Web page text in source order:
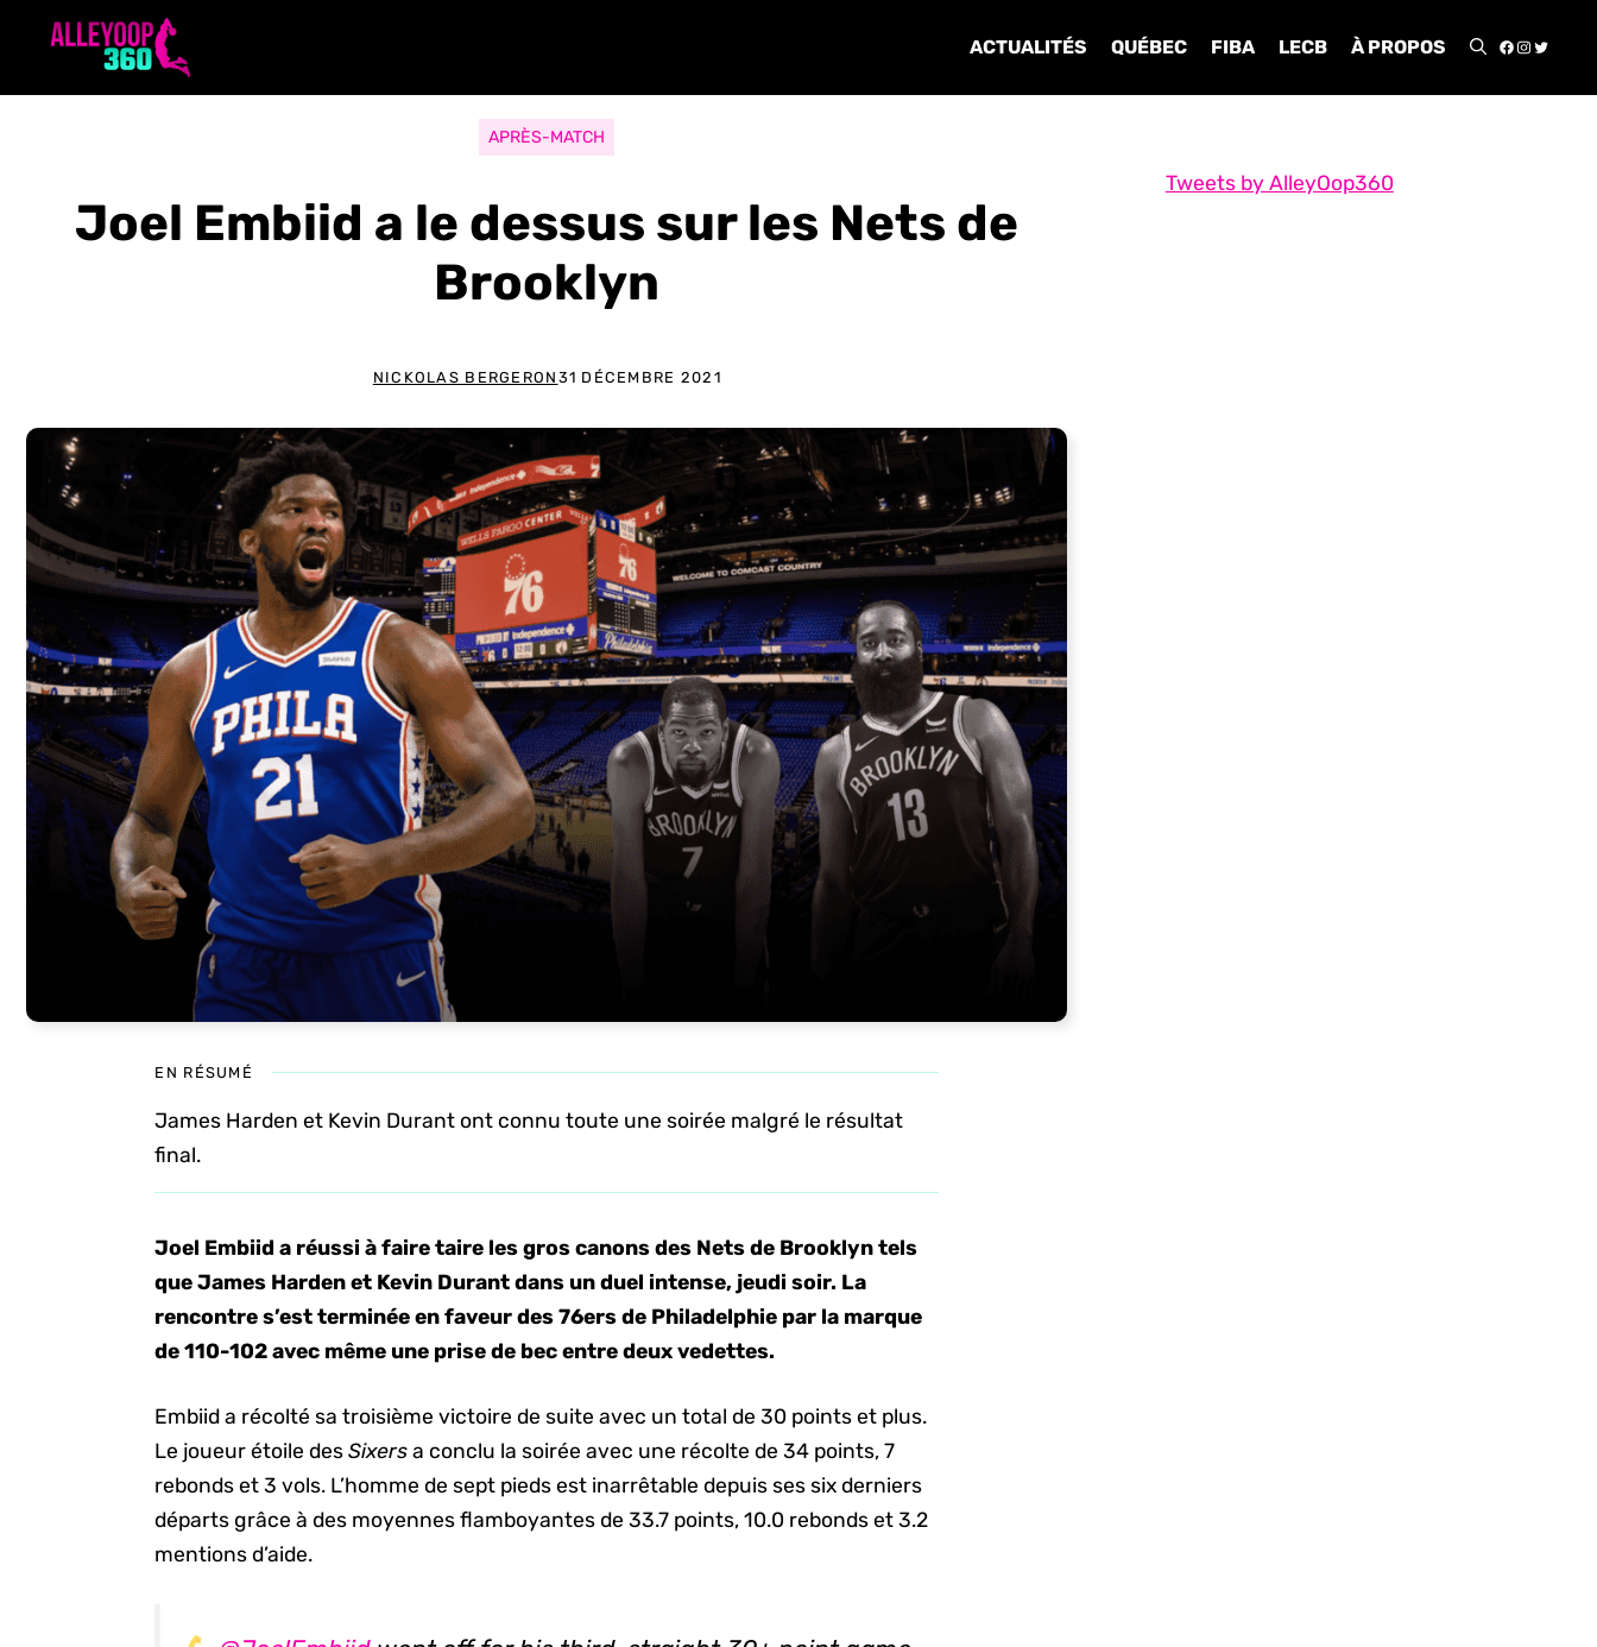
ACTUALITÉS QUÉBEC FIBA LECB À PROPOS
APRÈS-MATCH
Joel Embiid a le dessus sur les Nets de
Brooklyn
NICKOLAS BERGERON 31 DÉCEMBRE 2021
EN RÉSUMÉ
James Harden et Kevin Durant ont connu toute une soirée malgré le résultat
final.
Joel Embiid a réussi à faire taire les gros canons des Nets de Brooklyn tels
que James Harden et Kevin Durant dans un duel intense, jeudi soir. La
rencontre s’est terminée en faveur des 76ers de Philadelphie par la marque
de 110-102 avec même une prise de bec entre deux vedettes.
Embiid a récolté sa troisième victoire de suite avec un total de 30 points et plus.
Le joueur étoile desSixers a conclu la soirée avec une récolte de 34 points, 7
rebonds et 3 vols. L’homme de sept pieds est inarrêtable depuis ses six derniers
départs grâce à des moyennes flamboyantes de 33.7 points, 10.0 rebonds et 3.2
mentions d’aide.
Tweets by AlleyOop360